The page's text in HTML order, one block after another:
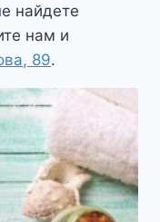
найдете
нам и
89.